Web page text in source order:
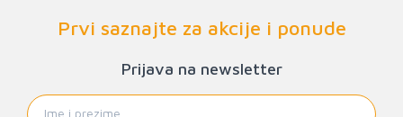
Prvi saznajte za akcije i ponude
Prijava na newsletter